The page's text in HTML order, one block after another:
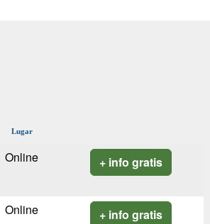
Lugar
Online + info gratis
Online + info gratis